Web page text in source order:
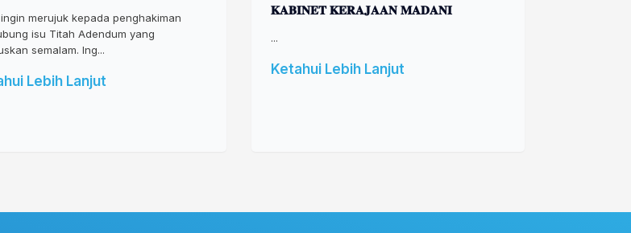
merujuk kepada penghakiman
isu Titah Adendum yang
semalam. Ing...
Lebih Lanjut
𝐊𝐀𝐁𝐈𝐍𝐄𝐓 𝐊𝐄𝐑𝐀𝐉𝐀𝐀𝐍 𝐌𝐀𝐃𝐀𝐍𝐈
...
Ketahui Lebih Lanjut